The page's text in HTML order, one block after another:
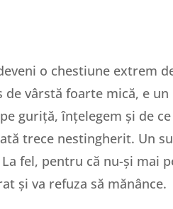
o chestiune extrem
vârstă foarte mică, e un
guriță, înțelegem și de
trece nestingherit. Un
fel, pentru că nu-și mai
și va refuza să mănânce.